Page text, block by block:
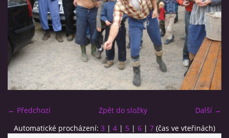
VIDLÁCKÝ VÍCEBOJ 2020 - ČLÁNEK Z ROZDROJOVICKÉ
DRBNY 4/2020
VIDLÁCKÝ VÍCEBOJ 2020 - VIDEO
CO SI U NÁS DÁTE?
← Předchozí Další →
Zpět do složky
Automatické procházení: 3 | 4 | 5 | 6 | 7 (čas ve vteřinách)